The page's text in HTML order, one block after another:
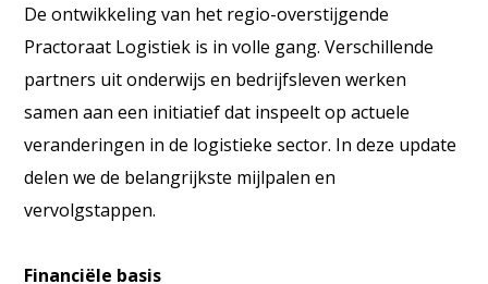
De ontwikkeling van het regio-overstijgende
Practoraat Logistiek is in volle gang. Verschillende
partners uit onderwijs en bedrijfsleven werken
samen aan een initiatief dat inspeelt op actuele
veranderingen in de logistieke sector. In deze update
delen we de belangrijkste mijlpalen en
vervolgstappen.
Financiële basis